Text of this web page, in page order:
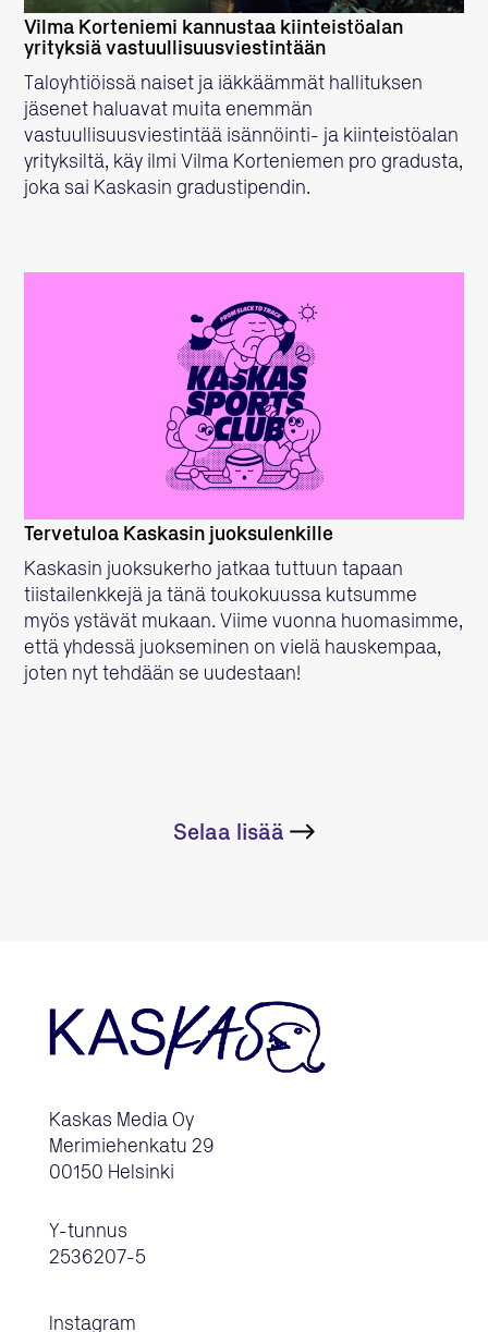
Vilma Korteniemi kannustaa kiinteistöalan
yrityksiä vastuullisuusviestintään
Taloyhtiöissä naiset ja iäkkäämmät hallituksen
jäsenet haluavat muita enemmän
vastuullisuusviestintää isännöinti- ja kiinteistöalan
yrityksiltä, käy ilmi Vilma Korteniemen pro gradusta,
joka sai Kaskasin gradustipendin.
LUE LISÄÄ
Tervetuloa Kaskasin juoksulenkille
Kaskasin juoksukerho jatkaa tuttuun tapaan
tiistailenkkejä ja tänä toukokuussa kutsumme
myös ystävät mukaan. Viime vuonna huomasimme,
että yhdessä juokseminen on vielä hauskempaa,
joten nyt tehdään se uudestaan!
Selaa lisää
Kaskas Media Oy
Merimiehenkatu 29
00150 Helsinki
Y-tunnus
2536207-5
Instagram